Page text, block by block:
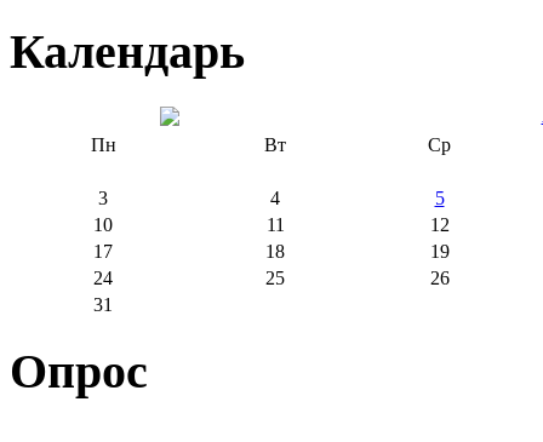
Календарь
Пн
Вт Ср
3 4
5
10
11
12
17
18
19
24
25
26
31
Опрос